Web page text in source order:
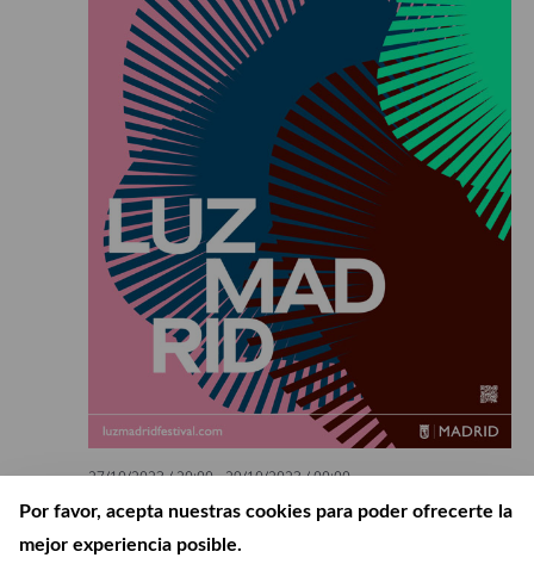
Por favor, acepta nuestras cookies para poder ofrecerte la
mejor experiencia posible.
27/10/2023 / 20:00-29/10/2023 / 00:00
LuzMadrid 2023